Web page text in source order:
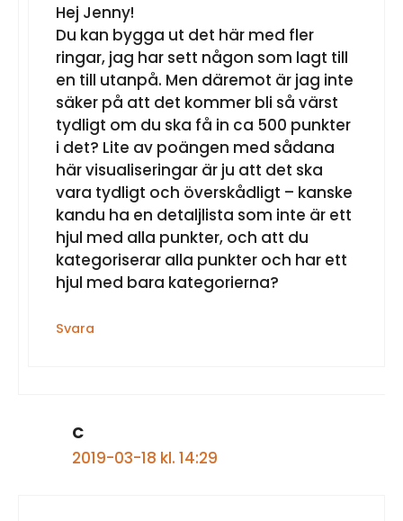
Hej Jenny!
Du kan bygga ut det här med fler
ringar, jag har sett någon som lagt till
en till utanpå. Men däremot är jag inte
säker på att det kommer bli så värst
tydligt om du ska få in ca 500 punkter
i det? Lite av poängen med sådana
här visualiseringar är ju att det ska
vara tydligt och överskådligt – kanske
kandu ha en detaljlista som inte är ett
hjul med alla punkter, och att du
kategoriserar alla punkter och har ett
hjul med bara kategorierna?
Svara
C
2019-03-18 kl. 14:29